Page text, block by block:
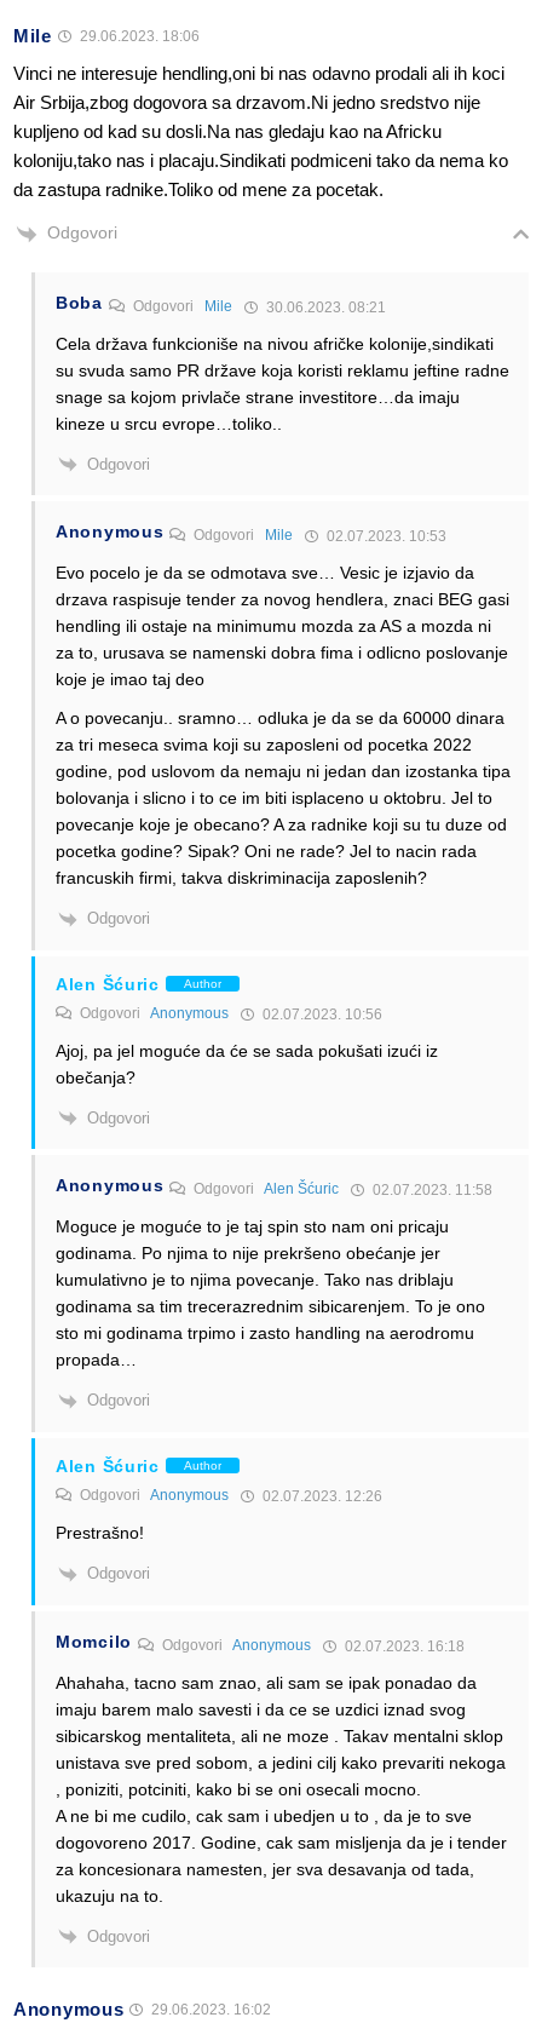
Mile 29.06.2023. 18:06
Vinci ne interesuje hendling,oni bi nas odavno prodali ali ih koci
Air Srbija,zbog dogovora sa drzavom.Ni jedno sredstvo nije
kupljeno od kad su dosli.Na nas gledaju kao na Africku
koloniju,tako nas i placaju.Sindikati podmiceni tako da nema ko
da zastupa radnike.Toliko od mene za pocetak.
Odgovori
Boba Odgovori Mile 30.06.2023. 08:21
Cela država funkcioniše na nivou afričke kolonije,sindikati
su svuda samo PR države koja koristi reklamu jeftine radne
snage sa kojom privlače strane investitore…da imaju
kineze u srcu evrope…toliko..
Odgovori
Anonymous Odgovori Mile 02.07.2023. 10:53
Evo pocelo je da se odmotava sve… Vesic je izjavio da
drzava raspisuje tender za novog hendlera, znaci BEG gasi
hendling ili ostaje na minimumu mozda za AS a mozda ni
za to, urusava se namenski dobra fima i odlicno poslovanje
koje je imao taj deo
A o povecanju.. sramno… odluka je da se da 60000 dinara
za tri meseca svima koji su zaposleni od pocetka 2022
godine, pod uslovom da nemaju ni jedan dan izostanka tipa
bolovanja i slicno i to ce im biti isplaceno u oktobru. Jel to
povecanje koje je obecano? A za radnike koji su tu duze od
pocetka godine? Sipak? Oni ne rade? Jel to nacin rada
francuskih firmi, takva diskriminacija zaposlenih?
Odgovori
Alen Šćuric Author
Odgovori Anonymous 02.07.2023. 10:56
Ajoj, pa jel moguće da će se sada pokušati izući iz
obečanja?
Odgovori
Anonymous OdgovoriAlen Šćuric 02.07.2023. 11:58
Moguce je moguće to je taj spin sto nam oni pricaju
godinama. Po njima to nije prekršeno obećanje jer
kumulativno je to njima povecanje. Tako nas driblaju
godinama sa tim trecerazrednim sibicarenjem. To je ono
sto mi godinama trpimo i zasto handling na aerodromu
propada…
Odgovori
Alen Šćuric Author
Odgovori Anonymous 02.07.2023. 12:26
Prestrašno!
Odgovori
Momcilo Odgovori Anonymous 02.07.2023. 16:18
Ahahaha, tacno sam znao, ali sam se ipak ponadao da
imaju barem malo savesti i da ce se uzdici iznad svog
sibicarskog mentaliteta, ali ne moze . Takav mentalni sklop
unistava sve pred sobom, a jedini cilj kako prevariti nekoga
, poniziti, potciniti, kako bi se oni osecali mocno.
A ne bi me cudilo, cak sam i ubedjen u to , da je to sve
dogovoreno 2017. Godine, cak sam misljenja da je i tender
za koncesionara namesten, jer sva desavanja od tada,
ukazuju na to.
Odgovori
Anonymous 29.06.2023. 16:02